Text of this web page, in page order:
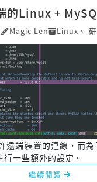
的Linux +
Magic Len Linux 、
遠端裝置的連線，而
一些額外的設定。
繼續閱讀